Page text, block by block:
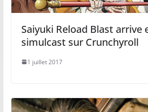
Saiyuki Reload Blast arrive
simulcast sur Crunchyroll
1 juillet 2017